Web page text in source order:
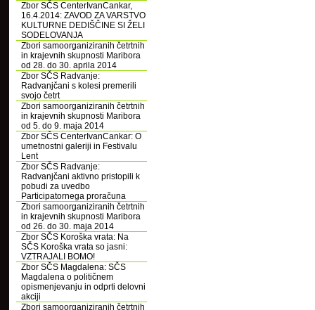
Zbor SČS CenterIvanCankar,
16.4.2014: ZAVOD ZA VARSTVO
KULTURNE DEDIŠČINE SI ŽELI
SODELOVANJA
Zbori samoorganiziranih četrtnih
in krajevnih skupnosti Maribora
od 28. do 30. aprila 2014
Zbor SČS Radvanje:
Radvanjčani s kolesi premerili
svojo četrt
Zbori samoorganiziranih četrtnih
in krajevnih skupnosti Maribora
od 5. do 9. maja 2014
Zbor SČS CenterIvanCankar: O
umetnostni galeriji in Festivalu
Lent
Zbor SČS Radvanje:
Radvanjčani aktivno pristopili k
pobudi za uvedbo
Participatornega proračuna
Zbori samoorganiziranih četrtnih
in krajevnih skupnosti Maribora
od 26. do 30. maja 2014
Zbor SČS Koroška vrata: Na
SČS Koroška vrata so jasni:
VZTRAJALI BOMO!
Zbor SČS Magdalena: SČS
Magdalena o političnem
opismenjevanju in odprti delovni
akciji
Zbori samoorganiziranih četrtnih